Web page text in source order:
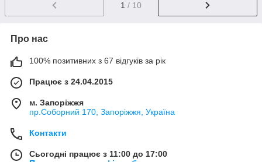
1 / 10
Про нас
100% позитивних з 67 відгуків за рік
Працює з 24.04.2015
м. Запоріжжя
пр.Соборний 170, Запоріжжя, Україна
Контакти
Сьогодні працює з 11:00 до 17:00